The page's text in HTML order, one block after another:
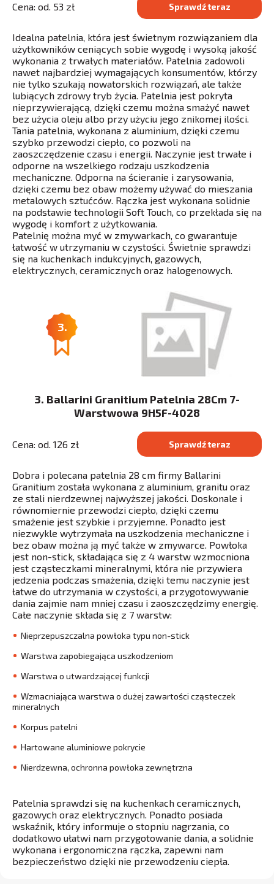
Cena: od. 53 zł Sprawdź teraz
Idealna patelnia, która jest świetnym rozwiązaniem dla
użytkowników ceniących sobie wygodę i wysoką jakość
wykonania z trwałych materiałów. Patelnia zadowoli
nawet najbardziej wymagających konsumentów, którzy
nie tylko szukają nowatorskich rozwiązań, ale także
lubiących zdrowy tryb życia. Patelnia jest pokryta
nieprzywierającą, dzięki czemu można smażyć nawet
bez użycia oleju albo przy użyciu jego znikomej ilości.
Tania patelnia, wykonana z aluminium, dzięki czemu
szybko przewodzi ciepło, co pozwoli na
zaoszczędzenie czasu i energii. Naczynie jest trwałe i
odporne na wszelkiego rodzaju uszkodzenia
mechaniczne. Odporna na ścieranie i zarysowania,
dzięki czemu bez obaw możemy używać do mieszania
metalowych sztućców. Rączka jest wykonana solidnie
na podstawie technologii Soft Touch, co przekłada się na
wygodę i komfort z użytkowania.
Patelnię można myć w zmywarkach, co gwarantuje
łatwość w utrzymaniu w czystości. Świetnie sprawdzi
się na kuchenkach indukcyjnych, gazowych,
elektrycznych, ceramicznych oraz halogenowych.
3.
3. Ballarini Granitium Patelnia 28Cm 7-
Warstwowa 9H5F-4028
Cena: od. 126 zł Sprawdź teraz
Dobra i polecana patelnia 28 cm firmy Ballarini
Granitium została wykonana z aluminium, granitu oraz
ze stali nierdzewnej najwyższej jakości. Doskonale i
równomiernie przewodzi ciepło, dzięki czemu
smażenie jest szybkie i przyjemne. Ponadto jest
niezwykle wytrzymała na uszkodzenia mechaniczne i
bez obaw można ją myć także w zmywarce. Powłoka
jest non-stick, składająca się z 4 warstw wzmocniona
jest cząsteczkami mineralnymi, która nie przywiera
jedzenia podczas smażenia, dzięki temu naczynie jest
łatwe do utrzymania w czystości, a przygotowywanie
dania zajmie nam mniej czasu i zaoszczędzimy energię.
Całe naczynie składa się z 7 warstw:
Nieprzepuszczalna powłoka typu non-stick
Warstwa zapobiegająca uszkodzeniom
Warstwa o utwardzającej funkcji
Wzmacniająca warstwa o dużej zawartości cząsteczek
mineralnych
Korpus patelni
Hartowane aluminiowe pokrycie
Nierdzewna, ochronna powłoka zewnętrzna
Patelnia sprawdzi się na kuchenkach ceramicznych,
gazowych oraz elektrycznych. Ponadto posiada
wskaźnik, który informuje o stopniu nagrzania, co
dodatkowo ułatwi nam przygotowanie dania, a solidnie
wykonana i ergonomiczna rączka, zapewni nam
bezpieczeństwo dzięki nie przewodzeniu ciepła.